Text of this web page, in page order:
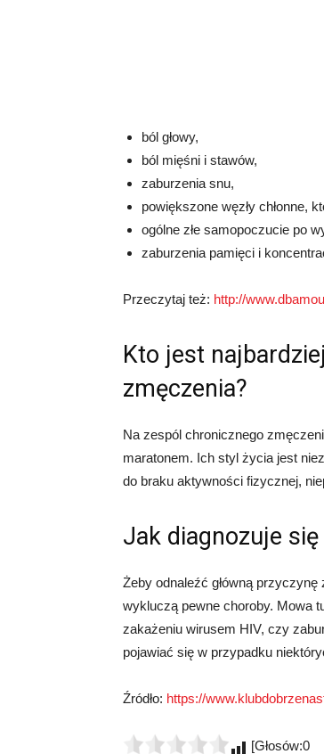
ból głowy,
ból mięśni i stawów,
zaburzenia snu,
powiększone węzły chłonne,
ogólne złe samopoczucie po
zaburzenia pamięci i
Przeczytaj też: http://
Kto jest
zmęczenia?
Na zespól chronicznego
maratonem. Ich styl życia jest
do braku aktywności fizycznej,
Jak diagnozuje
Żeby odnaleźć główną
wykluczą pewne choroby. Mowa
zakażeniu wirusem HIV, czy
pojawiać się w przypadku
Źródło: https://
[Głosów:0